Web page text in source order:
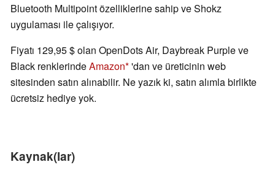
Bluetooth Multipoint özelliklerine sahip ve Shokz
uygulaması ile çalışıyor.
Fiyatı 129,95 $ olan OpenDots Air, Daybreak Purple ve
Black renklerindeAmazon 'dan ve üreticinin web
sitesinden satın alınabilir. Ne yazık ki, satın alımla birlikte
ücretsiz hediye yok.
Kaynak(lar)